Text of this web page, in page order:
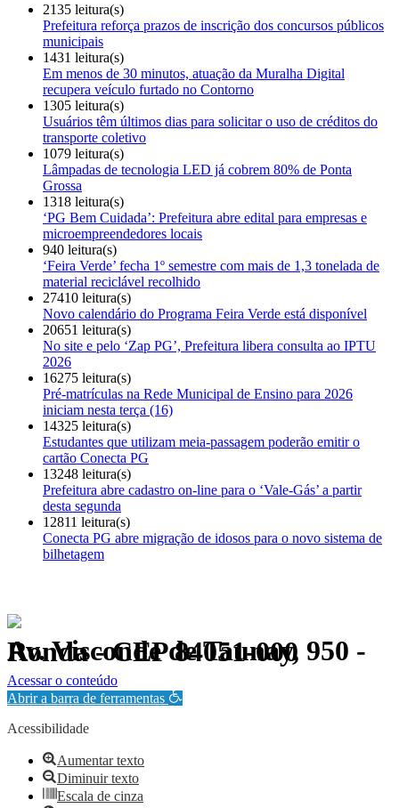
2135 leitura(s)
Prefeitura reforça prazos de inscrição dos concursos públicos
municipais
1431 leitura(s)
Em menos de 30 minutos, atuação da Muralha Digital
recupera veículo furtado no Contorno
1305 leitura(s)
Usuários têm últimos dias para solicitar o uso de créditos do
transporte coletivo
1079 leitura(s)
Lâmpadas de tecnologia LED já cobrem 80% de Ponta
Grossa
1318 leitura(s)
‘PG Bem Cuidada’: Prefeitura abre edital para empresas e
microempreendedores locais
940 leitura(s)
‘Feira Verde’ fecha 1º semestre com mais de 1,3 tonelada de
material reciclável recolhido
27410 leitura(s)
Novo calendário do Programa Feira Verde está disponível
20651 leitura(s)
No site e pelo ‘Zap PG’, Prefeitura libera consulta ao IPTU
2026
16275 leitura(s)
Pré-matrículas na Rede Municipal de Ensino para 2026
iniciam nesta terça (16)
14325 leitura(s)
Estudantes que utilizam meia-passagem poderão emitir o
cartão Conecta PG
13248 leitura(s)
Prefeitura abre cadastro on-line para o ‘Vale-Gás’ a partir
desta segunda
12811 leitura(s)
Conecta PG abre migração de idosos para o novo sistema de
bilhetagem
Av. Visconde de Taunay, 950 - Ronda - CEP 84051-000
Política de Privacidade.
Acessar o conteúdo
Abrir a barra de ferramentas
Acessibilidade
Aumentar texto
Diminuir texto
Escala de cinza